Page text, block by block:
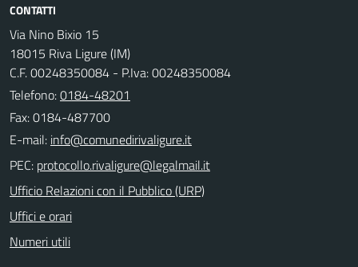
CONTATTI
Via Nino Bixio 15
18015 Riva Ligure (IM)
C.F. 00248350084 - P.Iva: 00248350084
Telefono:0184-48201
Fax: 0184-487700
E-mail:
PEC:
Ufficio Relazioni con il Pubblico (URP)
Uffici e orari
Numeri utili